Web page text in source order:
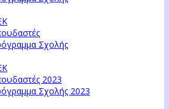
Σχολής
2023
Σχολής 2023